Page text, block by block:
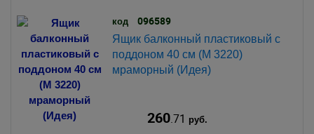
код 096589
Ящик балконный пластиковый с
поддоном 40 см (М 3220)
мраморный (Идея)
260.71 руб.